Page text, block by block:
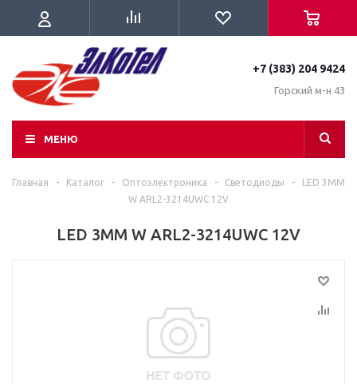
+7 (383) 204 9424
Горский м-н 43
МЕНЮ
Главная - Каталог - Оптоэлектроника - Светодиоды -
LED 3MM
W ARL2-3214UWC 12V
LED 3MM W ARL2-3214UWC 12V